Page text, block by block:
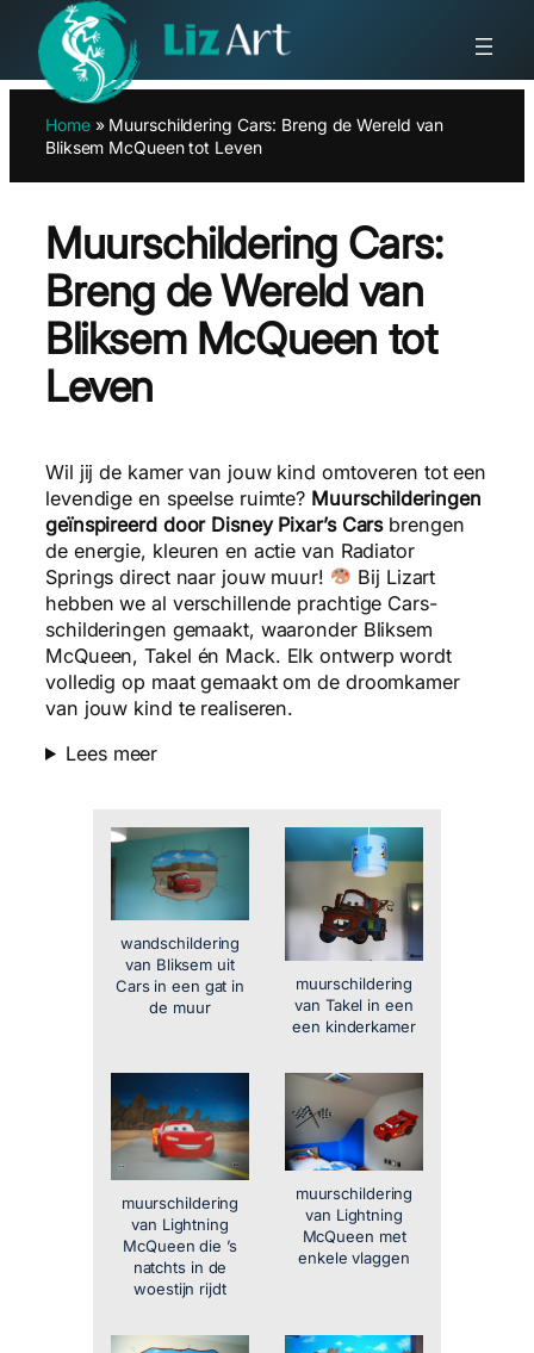
naar
inhoud
Home» Muurschildering Cars: Breng de Wereld van
Bliksem McQueen tot Leven
Muurschildering Cars:
Breng de Wereld van
Bliksem McQueen tot
Leven
Wil jij de kamer van jouw kind omtoveren tot een
levendige en speelse ruimte? Muurschilderingen
geïnspireerd door Disney Pixar’s Carsbrengen
de energie, kleuren en actie van Radiator
Springs direct naar jouw muur!
Bij Lizart
hebben we al verschillende prachtige Cars-
schilderingen gemaakt, waaronder Bliksem
McQueen, Takel én Mack. Elk ontwerp wordt
volledig op maat gemaakt om de droomkamer
van jouw kind te realiseren.
Lees meer
wandschildering
van Bliksem uit
Cars in een gat in
de muur
muurschildering
van Takel in een
een kinderkamer
muurschildering
van Lightning
McQueen die ’s
natchts in de
woestijn rijdt
muurschildering
van Lightning
McQueen met
enkele vlaggen